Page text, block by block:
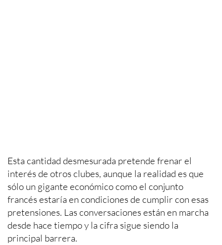
Esta cantidad desmesurada pretende frenar el
interés de otros clubes, aunque la realidad es que
sólo un gigante económico como el conjunto
francés estaría en condiciones de cumplir con esas
pretensiones. Las conversaciones están en marcha
desde hace tiempo y la cifra sigue siendo la
principal barrera.